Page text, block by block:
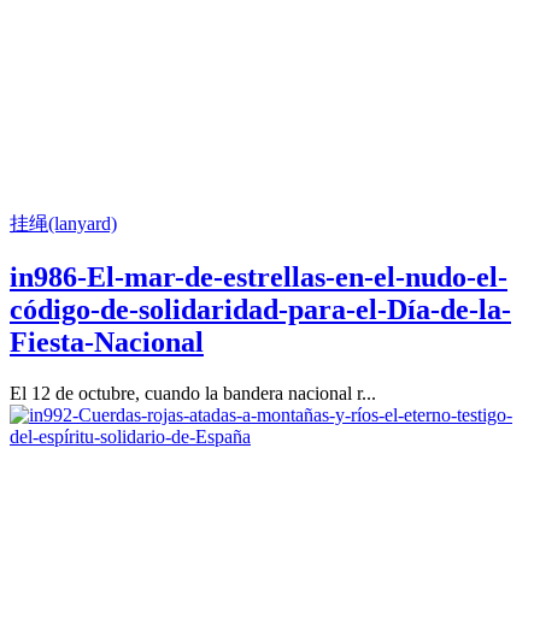
挂绳(lanyard)
in986-El-mar-de-estrellas-en-el-nudo-el-
código-de-solidaridad-para-el-Día-de-la-
Fiesta-Nacional
El 12 de octubre, cuando la bandera nacional r...